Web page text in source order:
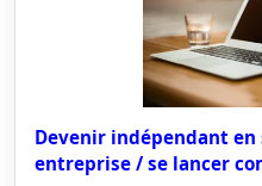
Devenir indépendant en
entreprise / se lancer